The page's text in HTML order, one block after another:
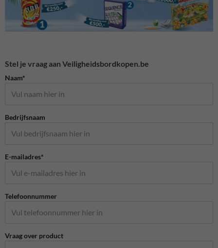
Stel je vraag aan Veiligheidsbordkopen.be
Naam*
Bedrijfsnaam
E-mailadres*
Telefoonnummer
Vraag over product